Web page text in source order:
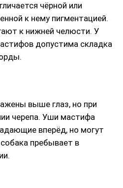
чёрной или
к нему пигментацией.
к нижней челюсти. У
допустима складка
выше глаз, но при
черепа. Уши мастифа
вперёд, но могут
пребывает в